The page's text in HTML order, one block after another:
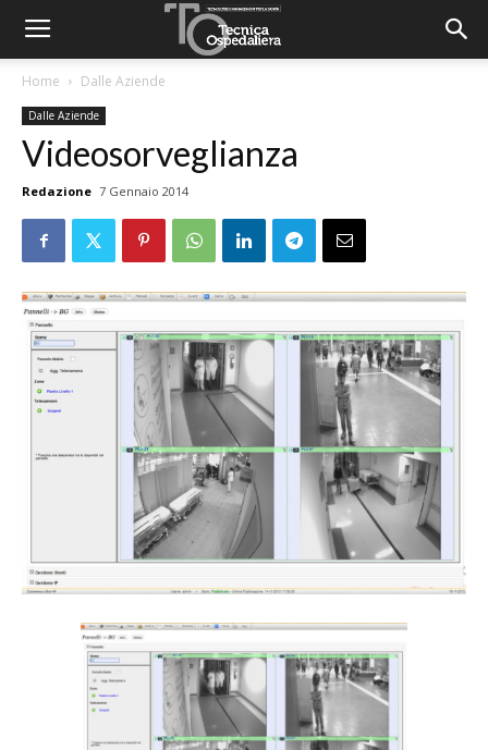
Home Dalle Aziende
Dalle Aziende
Videosorveglianza
Redazione 7 Gennaio 2014